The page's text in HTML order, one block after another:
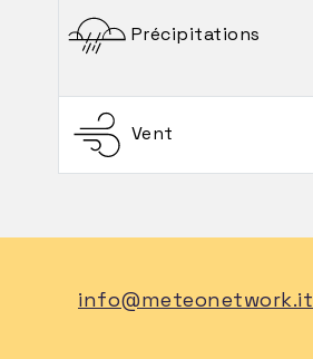
Précipitations
Vent
info@meteonetwork.it